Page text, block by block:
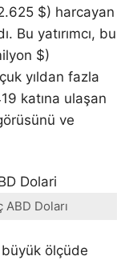
$) harcayan
Bu yatırımcı, bu
$)
yıldan fazla
katına ulaşan
ve
ABD Doları
büyük ölçüde